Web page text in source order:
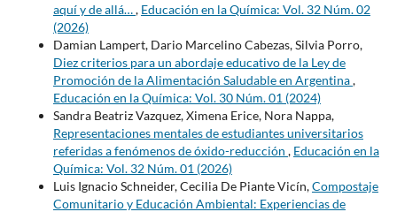
aquí y de allá…, Educación en la Química: Vol. 32 Núm. 02
(2026)
Damian Lampert, Dario Marcelino Cabezas, Silvia Porro,
Diez criterios para un abordaje educativo de la Ley de
Promoción de la Alimentación Saludable en Argentina,
Educación en la Química: Vol. 30 Núm. 01 (2024)
Sandra Beatriz Vazquez, Ximena Erice, Nora Nappa,
Representaciones mentales de estudiantes universitarios
referidas a fenómenos de óxido-reducción , Educación en la
Química: Vol. 32 Núm. 01 (2026)
Luis Ignacio Schneider, Cecilia De Piante Vicín,Compostaje
Comunitario y Educación Ambiental: Experiencias de